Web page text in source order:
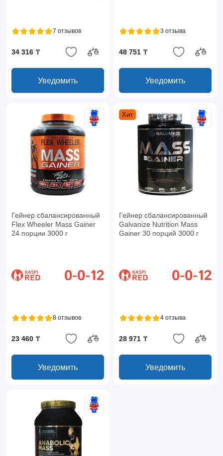
7 отзывов
34 316 ₸
Уведомить
3 отзыва
48 751 ₸
Уведомить
Гейнер сбалансированный
Flex Wheeler Mass Gainer
24 порции 3000 г
8 отзывов
23 460 ₸
Уведомить
Хит
Гейнер сбалансированный
Galvanize Nutrition Mass
Gainer 30 порций 3000 г
4 отзыва
28 971 ₸
Уведомить